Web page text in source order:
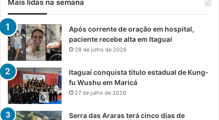
Mais lidas na semana
Após corrente de oração em hospital,
paciente recebe alta em Itaguaí
28 de julho de 2026
Itaguaí conquista título estadual de Kung-
fu Wushu em Maricá
27 de julho de 2026
Serra das Araras terá cinco dias de